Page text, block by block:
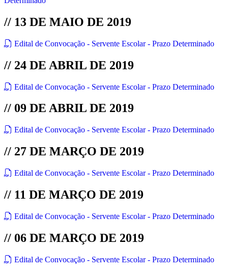
// 13 DE MAIO DE 2019
Edital de Convocação - Servente Escolar - Prazo Determinado
// 24 DE ABRIL DE 2019
Edital de Convocação - Servente Escolar - Prazo Determinado
// 09 DE ABRIL DE 2019
Edital de Convocação - Servente Escolar - Prazo Determinado
// 27 DE MARÇO DE 2019
Edital de Convocação - Servente Escolar - Prazo Determinado
// 11 DE MARÇO DE 2019
Edital de Convocação - Servente Escolar - Prazo Determinado
// 06 DE MARÇO DE 2019
Edital de Convocação - Servente Escolar - Prazo Determinado